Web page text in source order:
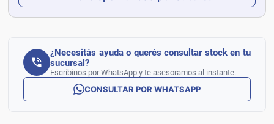
¿Necesitás ayuda o querés consultar stock en tu
sucursal?
Escribinos por WhatsApp y te asesoramos al instante.
CONSULTAR POR WHATSAPP